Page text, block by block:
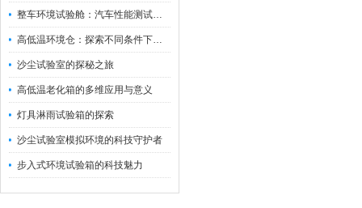
整车环境试验舱：汽车性能测试的设备
高低温环境仓：探索不同条件下的科学奥秘
沙尘试验室的探秘之旅
高低温老化箱的多维应用与意义
灯具淋雨试验箱的探索
沙尘试验室模拟环境的科技守护者
步入式环境试验箱的科技魅力